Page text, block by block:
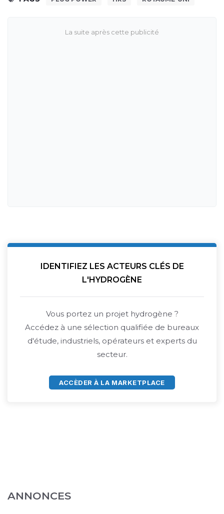
IDENTIFIEZ LES ACTEURS CLÉS DE
L'HYDROGÈNE
Vous portez un projet hydrogène ?
Accédez à une sélection qualifiée de bureaux
d'étude, industriels, opérateurs et experts du
secteur.
ACCÈDER À LA MARKETPLACE
ANNONCES